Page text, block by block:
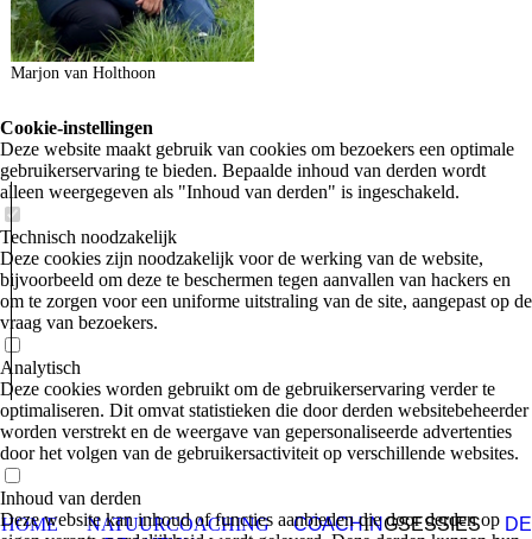
Marjon van Holthoon
HOME NATUURCOACHING COACHINGSESSIES DE
Cookie-instellingen
Deze website maakt gebruik van cookies om bezoekers een optimale
gebruikerservaring te bieden. Bepaalde inhoud van derden wordt
alleen weergegeven als "Inhoud van derden" is ingeschakeld.
Technisch noodzakelijk
Deze cookies zijn noodzakelijk voor de werking van de website,
bijvoorbeeld om deze te beschermen tegen aanvallen van hackers en
om te zorgen voor een uniforme uitstraling van de site, aangepast op de
vraag van bezoekers.
Analytisch
Deze cookies worden gebruikt om de gebruikerservaring verder te
optimaliseren. Dit omvat statistieken die door derden websitebeheerder
worden verstrekt en de weergave van gepersonaliseerde advertenties
door het volgen van de gebruikersactiviteit op verschillende websites.
Inhoud van derden
Deze website kan inhoud of functies aanbieden die door derden op